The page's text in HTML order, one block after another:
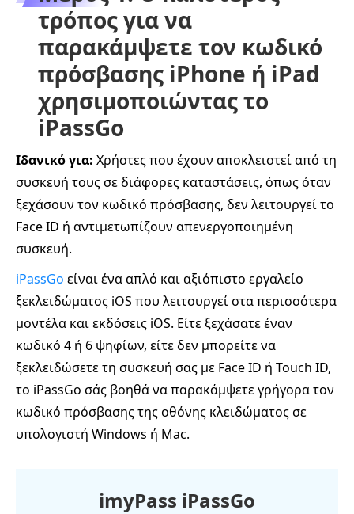
τρόπος για να
παρακάμψετε τον κωδικό
πρόσβασης iPhone ή iPad
χρησιμοποιώντας το
iPassGo
Ιδανικό για: Χρήστες που έχουν αποκλειστεί από τη
συσκευή τους σε διάφορες καταστάσεις, όπως όταν
ξεχάσουν τον κωδικό πρόσβασης, δεν λειτουργεί το
Face ID ή αντιμετωπίζουν απενεργοποιημένη
συσκευή.
iPassGo είναι ένα απλό και αξιόπιστο εργαλείο
ξεκλειδώματος iOS που λειτουργεί στα περισσότερα
μοντέλα και εκδόσεις iOS. Είτε ξεχάσατε έναν
κωδικό 4 ή 6 ψηφίων, είτε δεν μπορείτε να
ξεκλειδώσετε τη συσκευή σας με Face ID ή Touch ID,
το iPassGo σάς βοηθά να παρακάμψετε γρήγορα τον
κωδικό πρόσβασης της οθόνης κλειδώματος σε
υπολογιστή Windows ή Mac.
imyPass iPassGo